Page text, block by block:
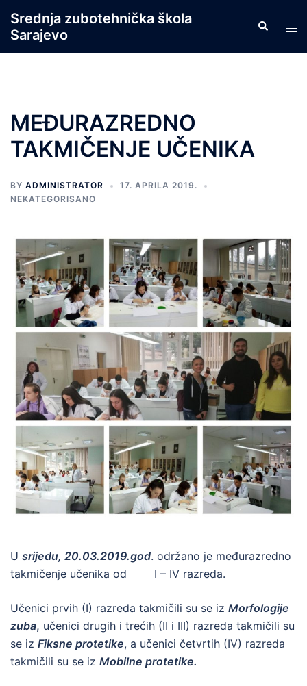
content
Srednja zubotehnička škola
Sarajevo
Search
MEĐURAZREDNO
TAKMIČENJE UČENIKA
BY ADMINISTRATOR
17. APRILA 2019.
NEKATEGORISANO
U srijedu, 20.03.2019.god. održano je međurazredno
takmičenje učenika od I – IV razreda.
Učenici prvih (I) razreda takmičili su se iz Morfologije
zuba, učenici drugih i trećih (II i III) razreda takmičili su
se iz Fiksne protetike, a učenici četvrtih (IV) razreda
takmičili su se iz Mobilne protetike.